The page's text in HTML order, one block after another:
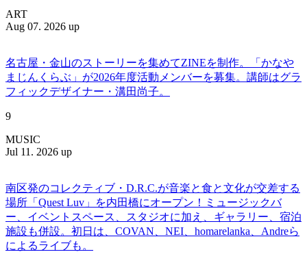
ART
Aug 07. 2026 up
名古屋・金山のストーリーを集めてZINEを制作。「かなや
まじんくらぶ」が2026年度活動メンバーを募集。講師はグラ
フィックデザイナー・溝田尚子。
9
MUSIC
Jul 11. 2026 up
南区発のコレクティブ・D.R.C.が⾳楽と⾷と⽂化が交差する
場所「Quest Luv」を内田橋にオープン！ミュージックバ
ー、イベントスペース、スタジオに加え、ギャラリー、宿泊
施設も併設。初日は、COVAN、NEI、homarelanka、Andreら
によるライブも。